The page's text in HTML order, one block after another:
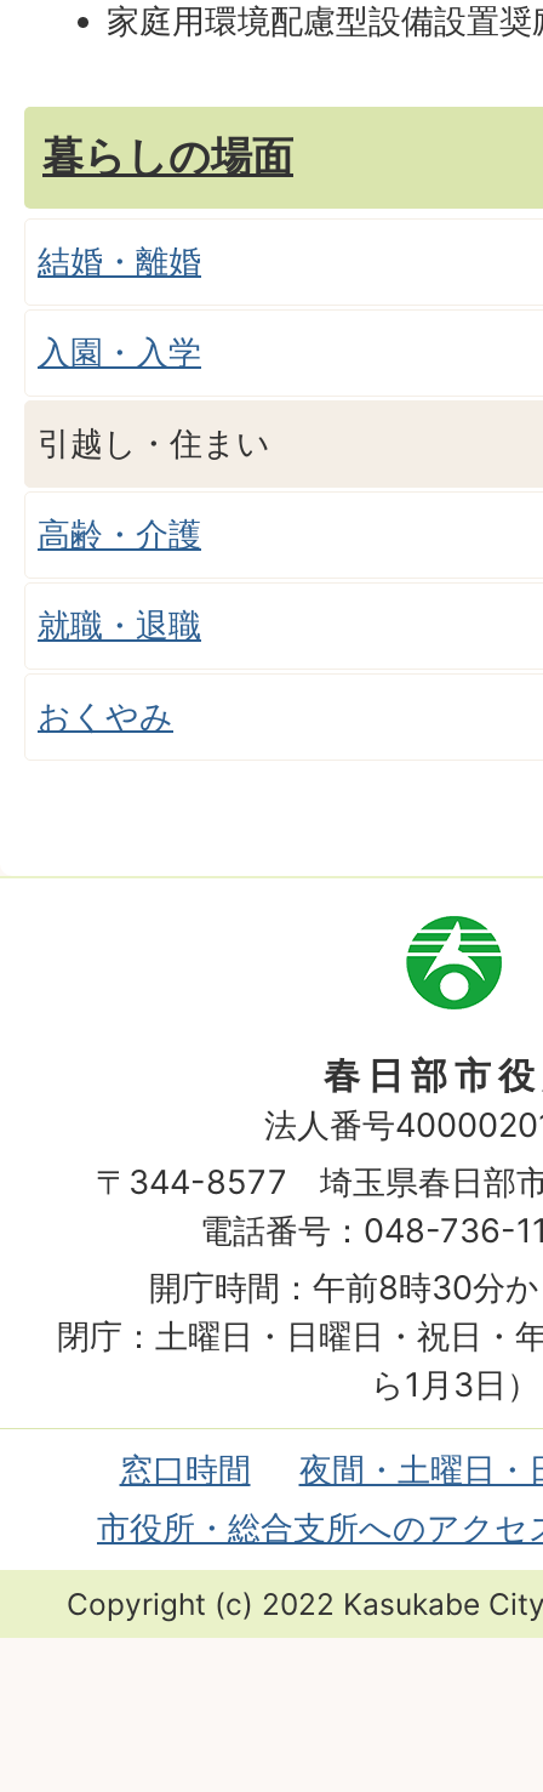
家庭用環境配慮型設備設置奨
暮らしの場面
結婚・離婚
入園・入学
引越し・住まい
高齢・介護
就職・退職
おくやみ
市
章
春日部市
法人番号
〒344-8577 埼玉県春日部
電話番号：048-736-
開庁時間：午前8時30分
閉庁：土曜日・日曜日・祝日・
ら1月3日）
窓口時間
夜間・土曜日・
市役所・総合支所へのアクセ
Copyright (c) 2022 Kasukabe